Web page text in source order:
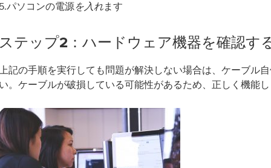
パソコンの電源を入れます
テップ2：ハードウェア機器を確認す
記の手順を実行しても問題が解決しない場合は、ケーブル
。ケーブルが破損している可能性があるため、正しく機能